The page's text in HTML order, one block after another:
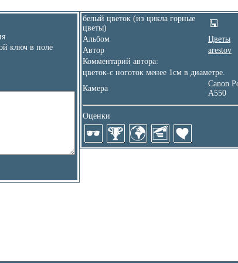
ключ в поле
белый цветок (из цикла горные
цветы)
Альбом
Цветы
Автор
arestov
Комментарий автора:
цветок-с ноготок менее 1см в диаметре.
Камера
Canon
A550
Оценки